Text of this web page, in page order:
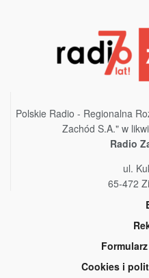
Polskie Radio - Regionalna
Zachód S.A." w
Radio
ul.
65-472
Cookies i